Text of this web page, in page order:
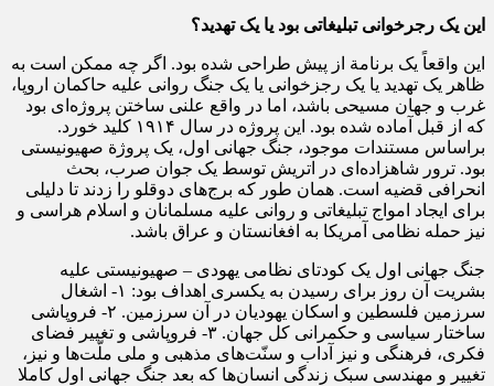
این یک رجرخوانی تبلیغاتی بود یا یک تهدید؟
این واقعاً یک برنامة از پیش طراحی شده بود. اگر چه ممکن است به
ظاهر یک تهدید یا یک رجزخوانی یا یک جنگ روانی علیه حاکمان اروپا،
غرب و جهان مسیحی باشد، اما در واقع علنی ساختن پروژه‌ای بود
که از قبل آماده شده بود. این پروژه در سال ۱۹۱۴ کلید خورد.
براساس مستندات موجود، جنگ جهانی اول، یک پروژة صهیونیستی
بود. ترور شاهزاده‌ای در اتریش توسط یک جوان صرب، بحث
انحرافی قضیه است. همان طور که برج‌های دوقلو را زدند تا دلیلی
برای ایجاد امواج تبلیغاتی و روانی علیه مسلمانان و اسلام هراسی و
نیز حمله نظامی آمریکا به افغانستان و عراق باشد.
جنگ جهانی اول یک کودتای نظامی یهودی – صهیونیستی علیه
بشریت آن روز برای رسیدن به یکسری اهداف بود: ۱- اشغال
سرزمین فلسطین و اسکان یهودیان در آن سرزمین. ۲- فروپاشی
ساختار سیاسی و حکمرانی کل جهان. ۳- فروپاشی و تغییر فضای
فکری، فرهنگی و نیز آداب و سنّت‌های مذهبی و ملی ملّت‌ها و نیز،
تغییر و مهندسی سبک زندگی انسان‌ها که بعد جنگ جهانی اول کاملا